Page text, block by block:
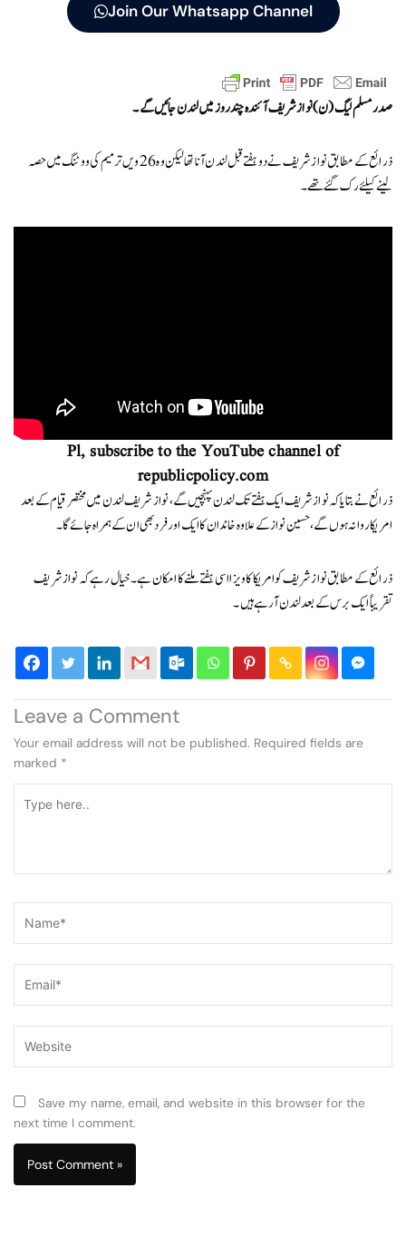
Join Our Whatsapp Channel
صدر مسلم لیگ (ن) نواز شریف آئندہ چند روز میں لندن جائیں گے۔
ذرائع کے مطابق نواز شریف نے دو ہفتے قبل لندن آنا تھا لیکن وہ 26 ویں ترمیم کی ووٹنگ میں حصہ
لینے کیلئے رک گئے تھے۔
Pl, subscribe to the YouTube channel of
republicpolicy.com
ذرائع نے بتایاکہ نواز شریف ایک ہفتے تک لندن پہنچیں گے، نواز شریف لندن میں مختصر قیام کے بعد
امریکا روانہ ہوں گے، حسین نواز کے علاوہ خاندان کا ایک اور فرد بھی ان کے ہمراہ جائے گا۔
ذرائع کے مطابق نواز شریف کو امریکا کا ویزا اسی ہفتے ملنے کا امکان ہے۔ خیال رہےکہ نواز شریف
تقریباً ایک برس کے بعد لندن آرہے ہیں۔
Leave a Comment
Your email address will not be published. Required fields are
marked *
here..
Save my name, email, and website in this browser for the
next time I comment.